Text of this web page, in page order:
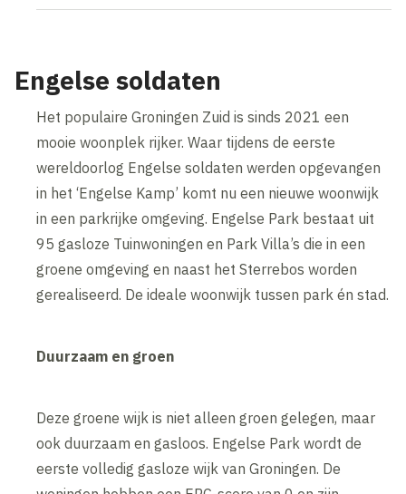
Engelse soldaten
Het populaire Groningen Zuid is sinds 2021 een
mooie woonplek rijker. Waar tijdens de eerste
wereldoorlog Engelse soldaten werden opgevangen
in het ‘Engelse Kamp’ komt nu een nieuwe woonwijk
in een parkrijke omgeving. Engelse Park bestaat uit
95 gasloze Tuinwoningen en Park Villa’s die in een
groene omgeving en naast het Sterrebos worden
gerealiseerd. De ideale woonwijk tussen park én stad.
Duurzaam en groen
Deze groene wijk is niet alleen groen gelegen, maar
ook duurzaam en gasloos. Engelse Park wordt de
eerste volledig gasloze wijk van Groningen. De